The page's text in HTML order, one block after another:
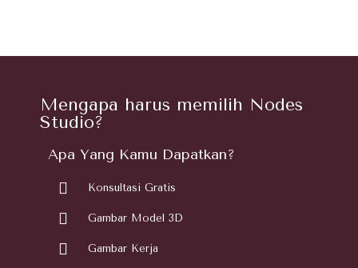
Mengapa harus memilih Nodes
Studio?
Apa Yang Kamu Dapatkan?
Konsultasi Gratis
Gambar Model 3D
Gambar Kerja